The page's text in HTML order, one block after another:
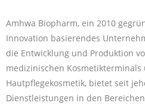
Amhwa Biopharm, ein 2010
Innovation basierendes
die Entwicklung und Produktion
medizinischen
Hautpflegekosmetik, bietet seit
Dienstleistungen in den